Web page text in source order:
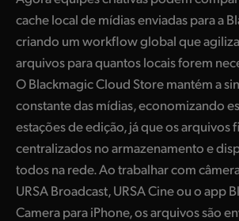
cache local de mídias enviadas para a
criando um workflow global que
arquivos para quantos locais forem
O Blackmagic Cloud Store mantém a
constante das mídias, economizando
estações de edição, já que os arquivos
centralizados no armazenamento e
todos na rede. Ao trabalhar com
URSA Broadcast, URSA Cine ou o app
Camera para iPhone, os arquivos são